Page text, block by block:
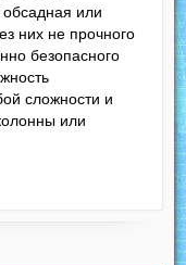
или
них не прочного
безопасного
сложности и
или